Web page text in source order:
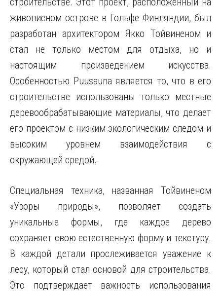
живописном острове в Гольфе Финляндии, был
разработан архитектором Якко Тойвиненом и
стал не только местом для отдыха, но и
настоящим произведением искусства.
Особенностью Puusauna является то, что в его
строительстве использованы только местные
деревообрабатывающие материалы, что делает
его проектом с низким экологическим следом и
высоким уровнем взаимодействия с
окружающей средой.
Специальная техника, названная Тойвиненом
«Узоры природы», позволяет создать
уникальные формы, где каждое дерево
сохраняет свою естественную форму и текстуру.
В каждой детали прослеживается уважение к
лесу, который стал основой для строительства.
Это подтверждает важность использования